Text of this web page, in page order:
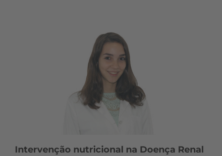
Intervenção nutricional na Doença Renal